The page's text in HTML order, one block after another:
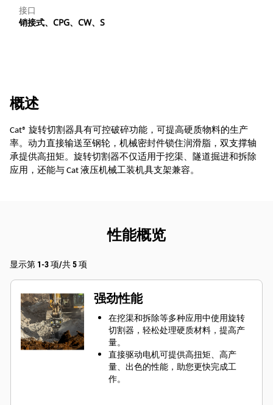
接口
销接式、CPG、CW、S
概述
Cat® 旋转切割器具有可控破碎功能，可提高硬质物料的生产
率。动力直接输送至钢轮，机械密封件锁住润滑脂，双支撑轴
承提供高扭矩。旋转切割器不仅适用于挖渠、隧道掘进和拆除
应用，还能与 Cat 液压机械工装机具支架兼容。
性能概览
显示第 1-3 项/共 5 项
强劲性能
在挖渠和拆除等多种应用中使用旋转
切割器，轻松处理硬质材料，提高产
量。
直接驱动电机可提供高扭矩、高产
量、出色的性能，助您更快完成工
作。